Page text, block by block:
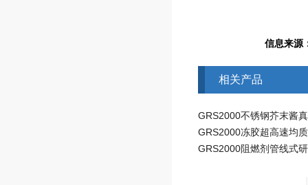
信息来源
相关产品
GRS2000冻胶超高速均